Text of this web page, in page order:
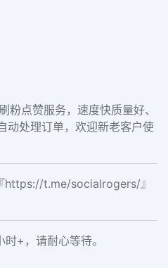
粉点赞服务，速度快质量好、
动处理订单，欢迎新老客户使
https://t.me/socialrogers/』
+，请耐心等待。